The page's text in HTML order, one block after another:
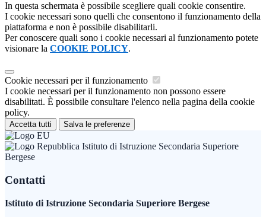
In questa schermata è possibile scegliere quali cookie consentire.
I cookie necessari sono quelli che consentono il funzionamento della
piattaforma e non è possibile disabilitarli.
Per conoscere quali sono i cookie necessari al funzionamento potete
visionare la COOKIE POLICY.
Cookie necessari per il funzionamento
I cookie necessari per il funzionamento non possono essere
disabilitati. È possibile consultare l'elenco nella pagina della cookie
policy.
Accetta tutti Salva le preferenze
Istituto di Istruzione Secondaria Superiore
Bergese
Contatti
Istituto di Istruzione Secondaria Superiore Bergese